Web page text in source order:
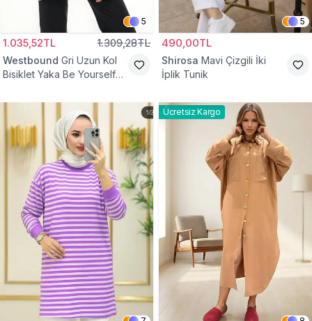
5
1.035,52TL 1.309,28TL
Westbound Gri Uzun Kol
Bisiklet Yaka Be Yourself
5
490,00TL
Shirosa Mavi Çizgili İki
İplik Tunik
Ücretsiz Kargo